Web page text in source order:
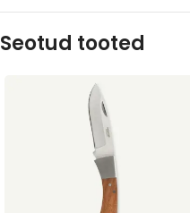
Seotud tooted